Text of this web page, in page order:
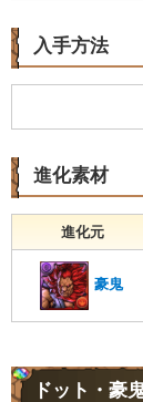
入手方法
進化素材
進化元
豪鬼
ドット・豪